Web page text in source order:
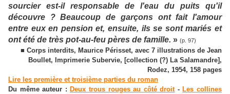
sourcier est-il responsable de l'eau du puits qu'il
découvre ? Beaucoup de garçons ont fait l'amour
entre eux en pension et, ensuite, ils se sont mariés et
ont été de très pot-au-feu pères de famille. » (p. 97)
■ Corps interdits, Maurice Périsset, avec 7 illustrations de Jean
Boullet, Imprimerie Subervie, [collection (?) La Salamandre],
Rodez, 1954, 158 pages
Lire les première et troisième parties du roman
Du même auteur : Deux trous rouges au côté droit- Les collines